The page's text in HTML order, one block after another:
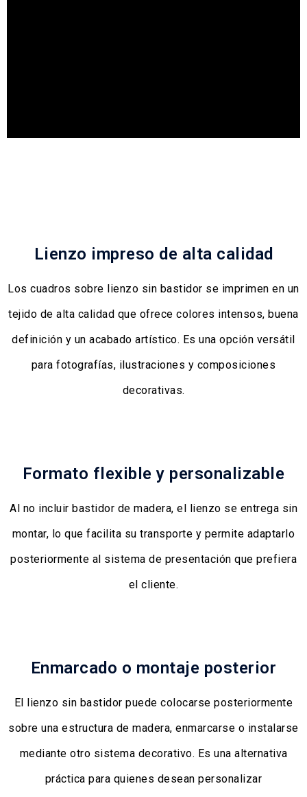
Lienzo impreso de alta calidad
Los cuadros sobre lienzo sin bastidor se imprimen en un
tejido de alta calidad que ofrece colores intensos, buena
definición y un acabado artístico. Es una opción versátil
para fotografías, ilustraciones y composiciones
decorativas.
Formato flexible y personalizable
Al no incluir bastidor de madera, el lienzo se entrega sin
montar, lo que facilita su transporte y permite adaptarlo
posteriormente al sistema de presentación que prefiera
el cliente.
Enmarcado o montaje posterior
El lienzo sin bastidor puede colocarse posteriormente
sobre una estructura de madera, enmarcarse o instalarse
mediante otro sistema decorativo. Es una alternativa
práctica para quienes desean personalizar